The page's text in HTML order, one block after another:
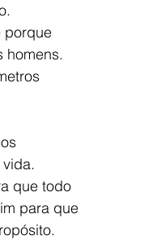
porque
homens.
que todo
para que